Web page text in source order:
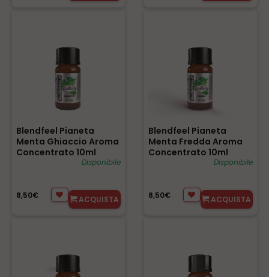
Blendfeel Pianeta
Menta Ghiaccio Aroma
Concentrato 10ml
Disponibile
8,50€ ACQUISTA
Blendfeel Pianeta
Menta Fredda Aroma
Concentrato 10ml
Disponibile
8,50€ ACQUISTA